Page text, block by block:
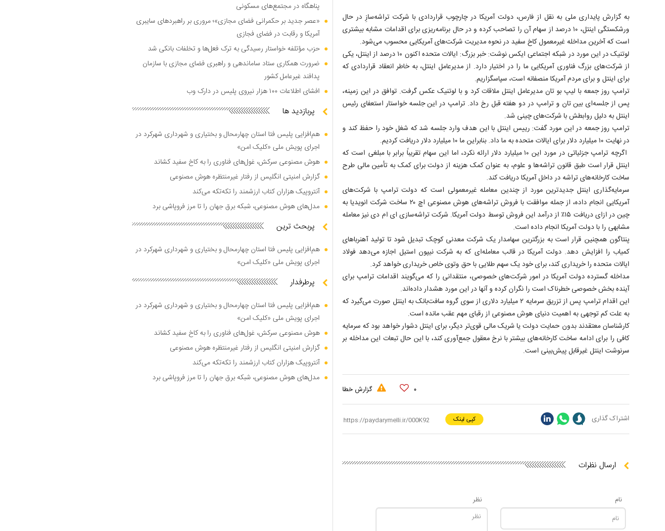
به گزارش پایداری ملی به نقل از فارس، دولت آمریکا در چارچوب قراردادی با شرکت تراشه‌سازِ در حال
ورشکستگی اینتل، ۱۰ درصد از سهام آن را تصاحب کرده و در حال برنامه‌ریزی برای اقدامات مشابه بیشتری
است که آخرین مداخله غیرمعمول کاخ سفید در نحوه مدیریت شرکت‌های آمریکایی محسوب می‌شود.
لوتنیک در این مورد در شبکه اجتماعی ایکس نوشت: خبر بزرگ: ایالات متحده اکنون ۱۰ درصد از اینتل، یکی
از شرکت‌های بزرگ فناوری آمریکایی ما را در اختیار دارد. از مدیرعامل اینتل، به خاطر انعقاد قراردادی که
برای اینتل و برای مردم آمریکا منصفانه است، سپاسگزاریم.
ترامپ روز جمعه با لیپ بو تان مدیرعامل اینتل ملاقات کرد و با لوتنیک عکس گرفت. توافق در این زمینه،
پس از جلسه‌ای بین تان و ترامپ در دو هفته قبل رخ داد. ترامپ در این جلسه خواستار استعفای رئیس
اینتل به دلیل روابطش با شرکت‌های چینی شد.
ترامپ روز جمعه در این مورد گفت: رییس اینتل با این هدف وارد جلسه شد که شغل خود را حفظ کند و
در نهایت ۱۰ میلیارد دلار برای ایالات متحده به ما داد. بنابراین ما ۱۰ میلیارد دلار دریافت کردیم.
اگرچه ترامپ جزئیاتی در مورد این ۱۰ میلیارد دلار ارائه نکرد، اما این سهام تقریباً برابر با مبلغی است که
اینتل قرار است طبق قانون تراشه‌ها و علوم، به عنوان کمک هزینه از دولت برای کمک به تأمین مالی طرح
ساخت کارخانه‌های تراشه در داخل آمریکا دریافت کند.
سرمایه‌گذاری اینتل جدیدترین مورد از چندین معامله غیرمعمولی است که دولت ترامپ با شرکت‌های
آمریکایی انجام داده، از جمله موافقت با فروش تراشه‌های هوش مصنوعی اچ ۲۰ ساخت شرکت انویدیا به
چین در ازای دریافت ۱۵٪ از درآمد این فروش توسط دولت آمریکا. شرکت تراشه‌سازی ای ام دی نیز معامله
مشابهی را با دولت آمریکا انجام داده است.
پنتاگون همچنین قرار است به بزرگترین سهامدار یک شرکت معدنی کوچک تبدیل شود تا تولید آهنرباهای
کمیاب را افزایش دهد. دولت آمریکا در قالب معامله‌ای که به شرکت نیپون استیل اجازه می‌دهد فولاد
ایالات متحده را خریداری کند، برای خود یک سهم طلایی با حق وتوی خاص خریداری خواهد کرد.
مداخله گسترده دولت آمریکا در امور شرکت‌های خصوصی، منتقدانی را که می‌گویند اقدامات ترامپ برای
آینده بخش خصوصی خطرناک است را نگران کرده و آنها در این مورد هشدار داده‌اند.
این اقدام ترامپ پس از تزریق سرمایه ۲ میلیارد دلاری از سوی گروه سافت‌بانک به اینتل صورت می‌گیرد که
به علت کم توجهی به اهمیت دنیای هوش مصنوعی از رقبای مهم عقب مانده است.
کارشناسان معتقدند بدون حمایت دولت یا شریک مالی قوی‌تر دیگر، برای اینتل دشوار خواهد بود که سرمایه
کافی را برای ادامه ساخت کارخانه‌های بیشتر با نرخ معقول جمع‌آوری کند، با این حال تبعات این مداخله بر
سرنوشت اینتل غیرقابل پیش‌بینی است.
۰ گزارش خطا
اشتراک گذاری کپی لینک
ارسال نظرات
نام نظر
پناهگاه در مجتمع‌های مسکونی
«عصر جدید بر حکمرانی فضای مجازی»؛ مروری بر راهبرد‌های سایبری
آمریکا و رقابت در فضای فجازی
حزب مؤتلفه خواستار رسیدگی به ترک فعل‌ها و تخلفات بانکی شد
ضرورت همکاری ستاد ساماندهی و راهبری فضای مجازی با سازمان
پدافند غیرعامل کشور
افشای اطلاعات ۱۰۰ هزار نیروی پلیس در دارک وب
پربازدید ها
هم‌افزایی پلیس فتا استان چهارمحال و بختیاری و شهرداری شهرکرد در
اجرای پویش ملی «کلیک امن»
هوش مصنوعی سرکش، غول‌های فناوری را به کاخ سفید کشاند
گزارش امنیتی انگلیس از رفتار غیرمنتظره هوش مصنوعی
آنتروپیک هزاران کتاب ارزشمند را تکه‌تکه می‌کند
مدل‌های هوش مصنوعی، شبکه برق جهان را تا مرز فروپاشی برد
پربحث ترین
هم‌افزایی پلیس فتا استان چهارمحال و بختیاری و شهرداری شهرکرد در
اجرای پویش ملی «کلیک امن»
پرطرفدار
هم‌افزایی پلیس فتا استان چهارمحال و بختیاری و شهرداری شهرکرد در
اجرای پویش ملی «کلیک امن»
هوش مصنوعی سرکش، غول‌های فناوری را به کاخ سفید کشاند
گزارش امنیتی انگلیس از رفتار غیرمنتظره هوش مصنوعی
آنتروپیک هزاران کتاب ارزشمند را تکه‌تکه می‌کند
مدل‌های هوش مصنوعی، شبکه برق جهان را تا مرز فروپاشی برد